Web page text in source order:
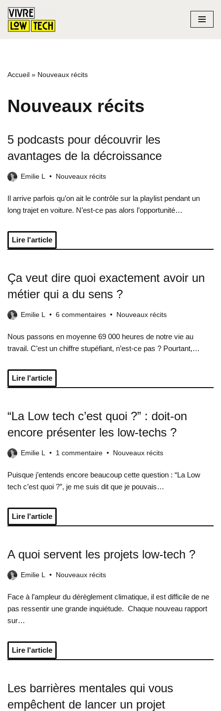
Aller
Accueil » Nouveaux récits
Nouveaux récits
5 podcasts pour découvrir les
avantages de la décroissance
Emilie L Nouveaux récits
Il arrive parfois qu’on ait le contrôle sur la playlist pendant un
long trajet en voiture. N’est-ce pas alors l’opportunité…
Lire l'article
Ça veut dire quoi exactement avoir un
métier qui a du sens ?
Emilie L 6 commentaires Nouveaux récits
Nous passons en moyenne 69 000 heures de notre vie au
travail. C’est un chiffre stupéfiant, n’est-ce pas ? Pourtant,…
Lire l'article
“La Low tech c’est quoi ?” : doit-on
encore présenter les low-techs ?
Emilie L 1 commentaire Nouveaux récits
Puisque j’entends encore beaucoup cette question : “La Low
tech c’est quoi ?”, je me suis dit que je pouvais…
Lire l'article
A quoi servent les projets low-tech ?
Emilie L Nouveaux récits
Face à l’ampleur du dérèglement climatique, il est difficile de ne
pas ressentir une grande inquiétude. Chaque nouveau rapport
sur…
Lire l'article
Les barrières mentales qui vous
empêchent de lancer un projet